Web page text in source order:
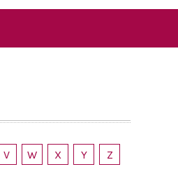
V W X Y Z